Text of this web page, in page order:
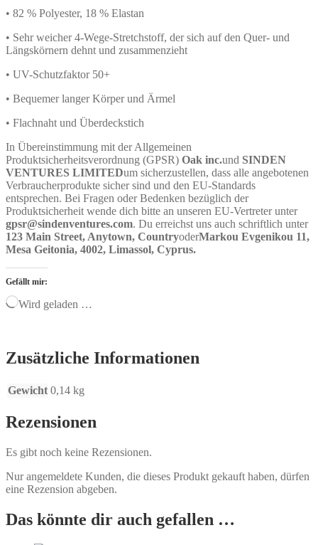
• 82 % Polyester, 18 % Elastan
• Sehr weicher 4-Wege-Stretchstoff, der sich auf den Quer- und
Längskörnern dehnt und zusammenzieht
• UV-Schutzfaktor 50+
• Bequemer langer Körper und Ärmel
• Flachnaht und Überdeckstich
In Übereinstimmung mit der Allgemeinen
Produktsicherheitsverordnung (GPSR) Oak inc.und SINDEN
VENTURES LIMITEDum sicherzustellen, dass alle angebotenen
Verbraucherprodukte sicher sind und den EU-Standards
entsprechen. Bei Fragen oder Bedenken bezüglich der
Produktsicherheit wende dich bitte an unseren EU-Vertreter unter
gpsr@sindenventures.com. Du erreichst uns auch schriftlich unter
123 Main Street, Anytown, CountryoderMarkou Evgenikou 11,
Mesa Geitonia, 4002, Limassol, Cyprus.
Gefällt mir:
Wird geladen …
Zusätzliche Informationen
Gewicht 0,14 kg
Rezensionen
Es gibt noch keine Rezensionen.
Nur angemeldete Kunden, die dieses Produkt gekauft haben, dürfen
eine Rezension abgeben.
Das könnte dir auch gefallen …